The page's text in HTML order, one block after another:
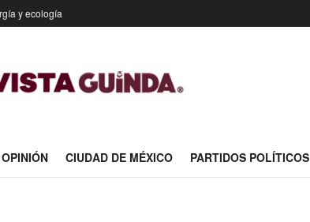
y ecología
OPINIÓN CIUDAD DE MÉXICO PARTIDOS POLÍTICOS